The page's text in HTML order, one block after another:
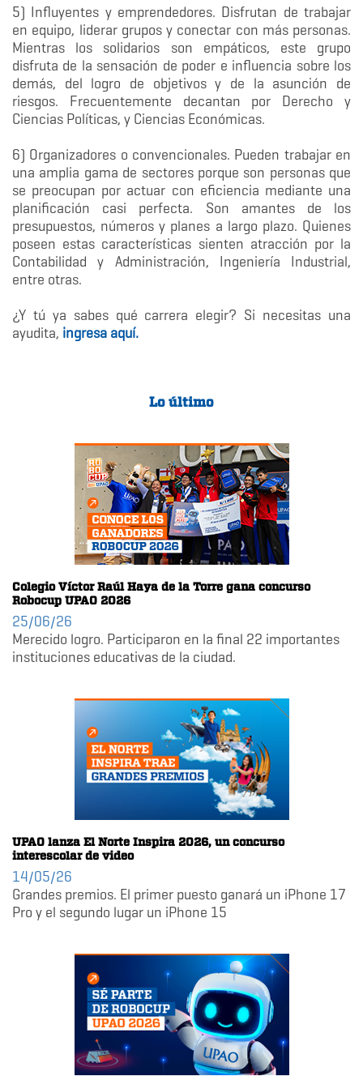
5) Influyentes y emprendedores. Disfrutan de trabajar
en equipo, liderar grupos y conectar con más personas.
Mientras los solidarios son empáticos, este grupo
disfruta de la sensación de poder e influencia sobre los
demás, del logro de objetivos y de la asunción de
riesgos. Frecuentemente decantan por Derecho y
Ciencias Políticas, y Ciencias Económicas.
6) Organizadores o convencionales. Pueden trabajar en
una amplia gama de sectores porque son personas que
se preocupan por actuar con eficiencia mediante una
planificación casi perfecta. Son amantes de los
presupuestos, números y planes a largo plazo. Quienes
poseen estas características sienten atracción por la
Contabilidad y Administración, Ingeniería Industrial,
entre otras.
¿Y tú ya sabes qué carrera elegir? Si necesitas una
ayudita, ingresa aquí.
Lo último
Colegio Víctor Raúl Haya de la Torre gana concurso
Robocup UPAO 2026
25/06/26
Merecido logro. Participaron en la final 22 importantes
instituciones educativas de la ciudad.
UPAO lanza El Norte Inspira 2026, un concurso
interescolar de video
14/05/26
Grandes premios. El primer puesto ganará un iPhone 17
Pro y el segundo lugar un iPhone 15